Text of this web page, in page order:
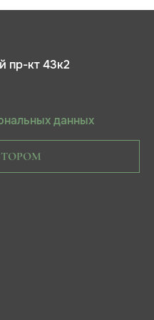
пр-кт 43к2
данных